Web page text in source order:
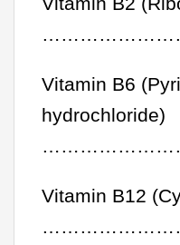
Vitamin B6
hydrochloride)
Vitamin B12